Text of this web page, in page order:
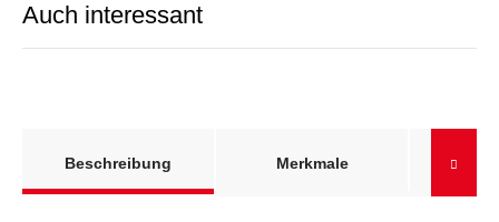
Auch interessant
Beschreibung
Merkmale